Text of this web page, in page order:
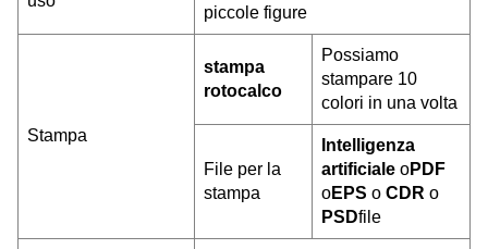
piccole figure
Stampa
stampa
rotocalco
Possiamo
stampare 10
colori in una volta
File per la
stampa
Intelligenza
artificiale oPDF
oEPS o CDR o
PSDfile